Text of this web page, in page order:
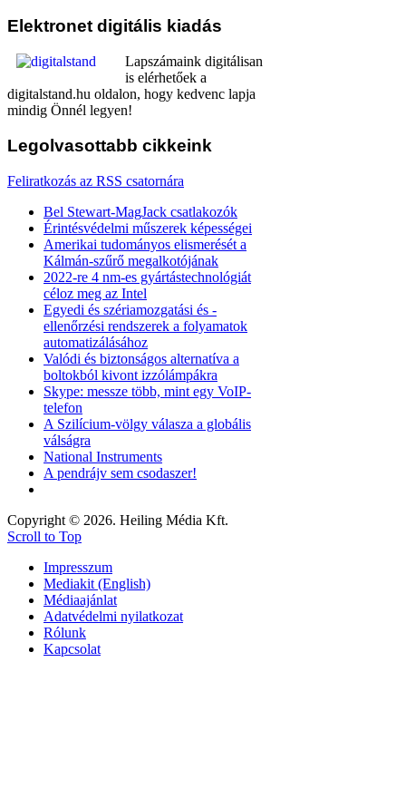
Elektronet digitális kiadás
Lapszámaink digitálisan
is elérhetőek a
digitalstand.hu oldalon, hogy kedvenc lapja
mindig Önnél legyen!
Legolvasottabb cikkeink
Feliratkozás az RSS csatornára
Bel Stewart-MagJack csatlakozók
Érintésvédelmi műszerek képességei
Amerikai tudományos elismerését a
Kálmán-szűrő megalkotójának
2022-re 4 nm-es gyártástechnológiát
céloz meg az Intel
Egyedi és szériamozgatási és -
ellenőrzési rendszerek a folyamatok
automatizálásához
Valódi és biztonságos alternatíva a
boltokból kivont izzólámpákra
Skype: messze több, mint egy VoIP-
telefon
A Szilícium-völgy válasza a globális
válságra
National Instruments
A pendrájv sem csodaszer!
Copyright © 2026. Heiling Média Kft.
Scroll to Top
Impresszum
Mediakit (English)
Médiaajánlat
Adatvédelmi nyilatkozat
Rólunk
Kapcsolat